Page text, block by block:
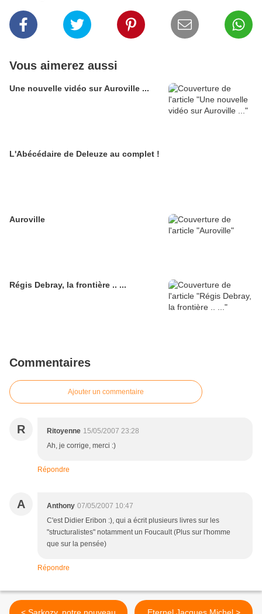
Vous aimerez aussi
Une nouvelle vidéo sur Auroville ...
L'Abécédaire de Deleuze au complet !
Auroville
Régis Debray, la frontière .. ...
Commentaires
Ajouter un commentaire
R Ritoyenne 15/05/2007 23:28
Ah, je corrige, merci :)
Répondre
A Anthony 07/05/2007 10:47
C'est Didier Eribon :), qui a écrit plusieurs livres sur les
"structuralistes" notamment un Foucault (Plus sur l'homme
que sur la pensée)
Répondre